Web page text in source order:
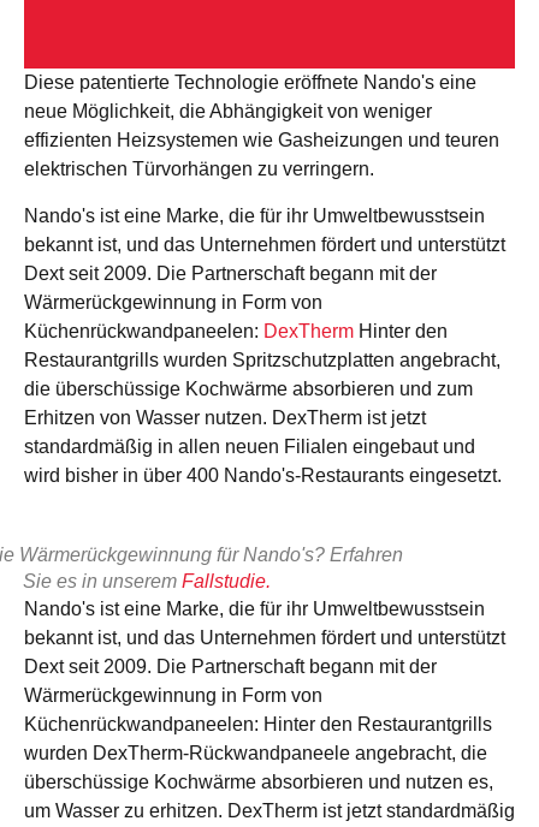
Schauen Sie sich die Fallstudie von Dext und
Sicht
Diese patentierte Technologie eröffnete Nando's eine
neue Möglichkeit, die Abhängigkeit von weniger
effizienten Heizsystemen wie Gasheizungen und teuren
elektrischen Türvorhängen zu verringern.
Nando's ist eine Marke, die für ihr Umweltbewusstsein
bekannt ist, und das Unternehmen fördert und unterstützt
Dext seit 2009. Die Partnerschaft begann mit der
Wärmerückgewinnung in Form von
Küchenrückwandpaneelen: DexTherm Hinter den
Restaurantgrills wurden Spritzschutzplatten angebracht,
die überschüssige Kochwärme absorbieren und zum
Erhitzen von Wasser nutzen. DexTherm ist jetzt
standardmäßig in allen neuen Filialen eingebaut und
wird bisher in über 400 Nando's-Restaurants eingesetzt.
Wärmerückgewinnung für Nando's? Erfahren
Sie es in unserem Fallstudie.
Nando's ist eine Marke, die für ihr Umweltbewusstsein
bekannt ist, und das Unternehmen fördert und unterstützt
Dext seit 2009. Die Partnerschaft begann mit der
Wärmerückgewinnung in Form von
Küchenrückwandpaneelen: Hinter den Restaurantgrills
wurden DexTherm-Rückwandpaneele angebracht, die
überschüssige Kochwärme absorbieren und nutzen es,
um Wasser zu erhitzen. DexTherm ist jetzt standardmäßig